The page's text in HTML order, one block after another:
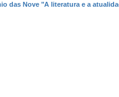
das Nove "A literatura e a